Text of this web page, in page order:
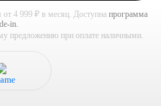
от 4 999 ₽ в месяц. Доступна программа
in.
предложению при оплате наличными.